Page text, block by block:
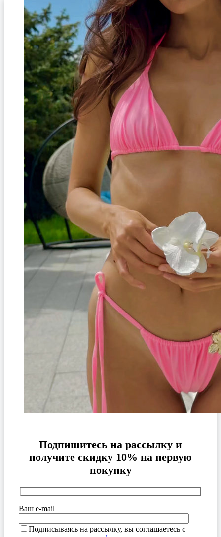
Подпишитесь на рассылку и
получите скидку 10% на первую
покупку
Ваш e-mail
Подписываясь на рассылку, вы соглашаетесь с